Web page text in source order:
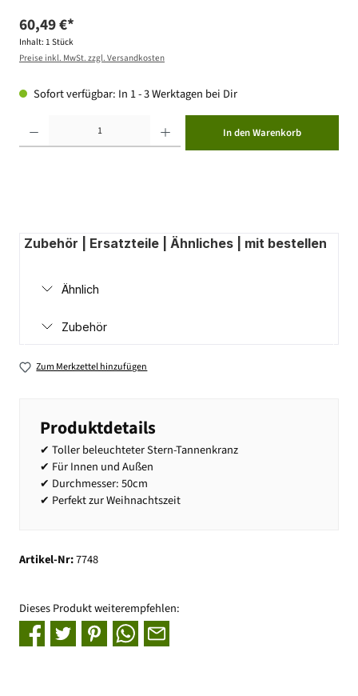
60,49 €*
Inhalt: 1 Stück
Preise inkl. MwSt. zzgl. Versandkosten
Sofort verfügbar: In 1 - 3 Werktagen bei Dir
In den Warenkorb
Zubehör | Ersatzteile | Ähnliches | mit bestellen
Ähnlich
Zubehör
Zum Merkzettel hinzufügen
Produktdetails
✔ Toller beleuchteter Stern-Tannenkranz
✔ Für Innen und Außen
✔ Durchmesser: 50cm
✔ Perfekt zur Weihnachtszeit
Artikel-Nr:7748
Dieses Produkt weiterempfehlen: